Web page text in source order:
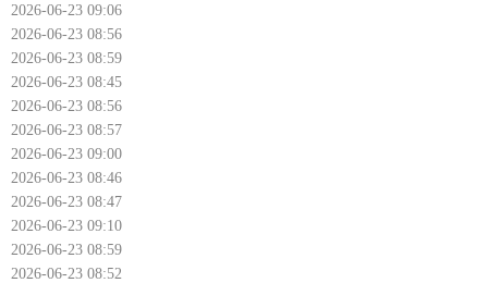
2026-06-23 09:06
2026-06-23 08:56
2026-06-23 08:59
2026-06-23 08:45
2026-06-23 08:56
2026-06-23 08:57
2026-06-23 09:00
2026-06-23 08:46
2026-06-23 08:47
2026-06-23 09:10
2026-06-23 08:59
2026-06-23 08:52